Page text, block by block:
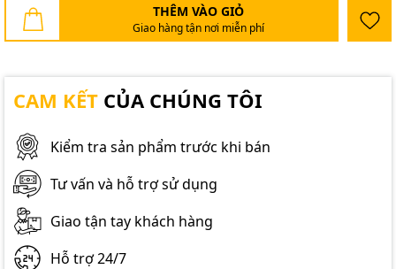
THÊM VÀO GIỎ
Giao hàng tận nơi miễn phí
CAM KẾT CỦA CHÚNG TÔI
Kiểm tra sản phẩm trước khi bán
Tư vấn và hỗ trợ sử dụng
Giao tận tay khách hàng
Hỗ trợ 24/7